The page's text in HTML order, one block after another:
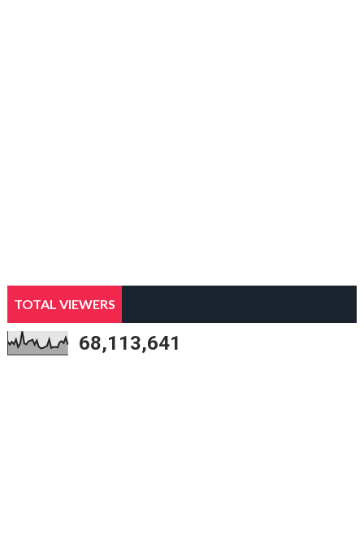
TOTAL VIEWERS
68,113,641